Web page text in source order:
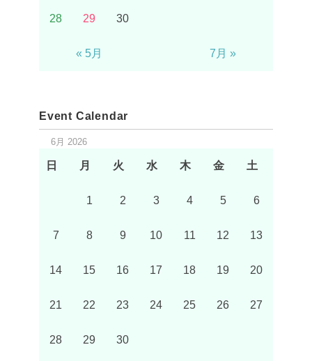
28 29 30
« 5月 7月 »
Event Calendar
6月 2026
日 月 火 水 木 金 土
1 2 3 4 5 6
7 8 9 10 11 12 13
14 15 16 17 18 19 20
21 22 23 24 25 26 27
28 29 30